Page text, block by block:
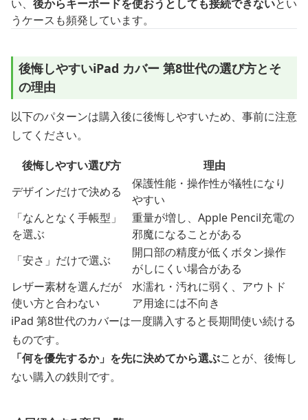
い、 後からキーボードを使おうとしても接続できないとい
うケースも頻発しています。
後悔しやすいiPad カバー 第8世代の選び方とそ
の理由
以下のパターンは購入後に後悔しやすいため、事前に注意
してください。
後悔しやすい選び方
理由
デザインだけで決める
保護性能・操作性が犠牲になり
やすい
「なんとなく手帳型」
を選ぶ
重量が増し、Apple Pencil充電の
邪魔になることがある
「安さ」だけで選ぶ
開口部の精度が低くボタン操作
がしにくい場合がある
レザー素材を選んだが
使い方と合わない
水濡れ・汚れに弱く、アウトド
ア用途には不向き
iPad 第8世代のカバーは一度購入すると長期間使い続ける
ものです。
「何を優先するか」を先に決めてから選ぶことが、後悔し
ない購入の鉄則です。